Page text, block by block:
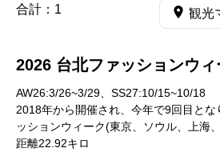
合計： 1 観光
2026 台北ファッションウィ
AW26:3/26~3/29、SS27:10/15~10/18
2018年から開催され、今年で9回目と
ッションウィーク(東京、ソウル、上海
距離22.92キロ